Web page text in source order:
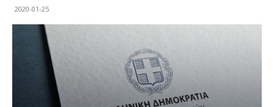
2020-01-25